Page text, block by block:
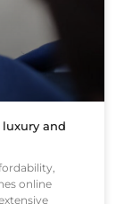
and
online